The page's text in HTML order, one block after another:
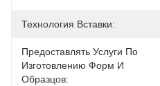
Технология Вставки:
Предоставлять Услуги По
Изготовлению Форм И
Образцов: